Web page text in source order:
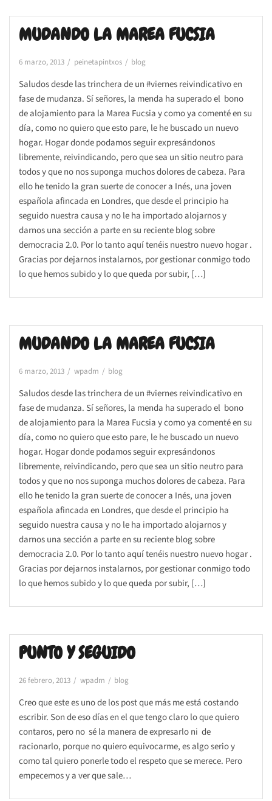
MUDANDO LA MAREA FUCSIA
6 marzo, 2013 peinetapintxos blog
Saludos desde las trinchera de un #viernes reivindicativo en
fase de mudanza. Sí señores, la menda ha superado el bono
de alojamiento para la Marea Fucsia y como ya comenté en su
día, como no quiero que esto pare, le he buscado un nuevo
hogar. Hogar donde podamos seguir expresándonos
libremente, reivindicando, pero que sea un sitio neutro para
todos y que no nos suponga muchos dolores de cabeza. Para
ello he tenido la gran suerte de conocer a Inés, una joven
española afincada en Londres, que desde el principio ha
seguido nuestra causa y no le ha importado alojarnos y
darnos una sección a parte en su reciente blog sobre
democracia 2.0. Por lo tanto aquí tenéis nuestro nuevo hogar .
Gracias por dejarnos instalarnos, por gestionar conmigo todo
lo que hemos subido y lo que queda por subir, […]
MUDANDO LA MAREA FUCSIA
6 marzo, 2013 wpadm blog
Saludos desde las trinchera de un #viernes reivindicativo en
fase de mudanza. Sí señores, la menda ha superado el bono
de alojamiento para la Marea Fucsia y como ya comenté en su
día, como no quiero que esto pare, le he buscado un nuevo
hogar. Hogar donde podamos seguir expresándonos
libremente, reivindicando, pero que sea un sitio neutro para
todos y que no nos suponga muchos dolores de cabeza. Para
ello he tenido la gran suerte de conocer a Inés, una joven
española afincada en Londres, que desde el principio ha
seguido nuestra causa y no le ha importado alojarnos y
darnos una sección a parte en su reciente blog sobre
democracia 2.0. Por lo tanto aquí tenéis nuestro nuevo hogar .
Gracias por dejarnos instalarnos, por gestionar conmigo todo
lo que hemos subido y lo que queda por subir, […]
PUNTO Y SEGUIDO
26 febrero, 2013 wpadm blog
Creo que este es uno de los post que más me está costando
escribir. Son de eso días en el que tengo claro lo que quiero
contaros, pero no sé la manera de expresarlo ni de
racionarlo, porque no quiero equivocarme, es algo serio y
como tal quiero ponerle todo el respeto que se merece. Pero
empecemos y a ver que sale…